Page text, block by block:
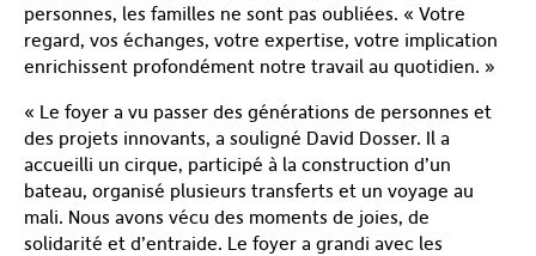
personnes, les familles ne sont pas oubliées. « Votre
regard, vos échanges, votre expertise, votre implication
enrichissent profondément notre travail au quotidien. »
« Le foyer a vu passer des générations de personnes et
des projets innovants, a souligné David Dosser. Il a
accueilli un cirque, participé à la construction d’un
bateau, organisé plusieurs transferts et un voyage au
mali. Nous avons vécu des moments de joies, de
solidarité et d’entraide. Le foyer a grandi avec les